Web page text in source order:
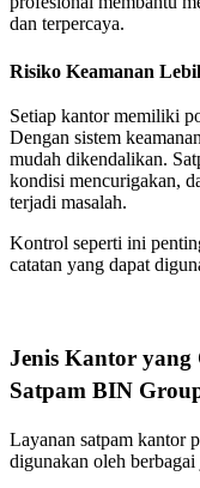
dan terpercaya.
Risiko Keamanan
Setiap kantor memiliki
Dengan sistem
mudah dikendalikan.
kondisi mencurigakan,
terjadi masalah.
Kontrol seperti ini
catatan yang dapat
Jenis Kantor
Satpam BIN
Layanan satpam kantor
digunakan oleh